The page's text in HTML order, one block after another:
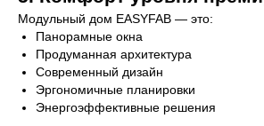
Модульный дом EASYFAB — это:
Панорамные окна
Продуманная архитектура
Современный дизайн
Эргономичные планировки
Энергоэффективные решения
Отзывы
Что входит в стоимость
Проекты
Контакты
Блог
Дома